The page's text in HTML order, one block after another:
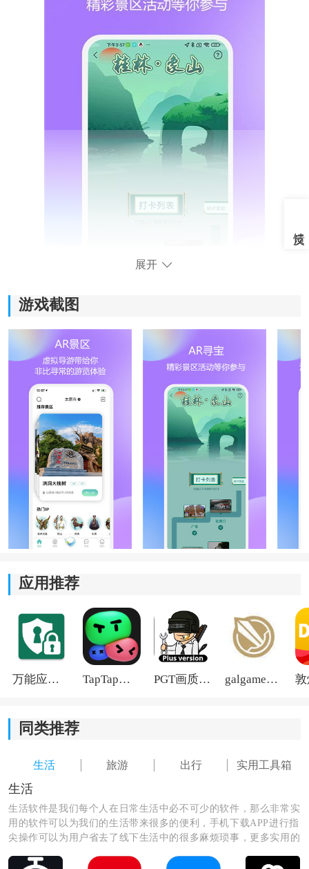
云游天下AR宝箱攻略
1、游戏获得：点击
中游戏按钮（下方图示按钮）即
可进入打怪界面，点击“ 对战怪兽’，开启您的AR游戏之
旅，打倒怪兽即可获得丰厚奖品。
展开
游戏截图
应用推荐
万能应用隐藏 TapTap国际版2026 PGT画质助手旧版 galgame游戏盒子2026
同类推荐
生活 旅游 出行 实用工具箱
生活
生活软件是我们每个人在日常生活中必不可少的软件，那么非常实
用的软件可以为我们的生活带来很多的便利，手机下载APP进行指
尖操作可以为用户省去了线下生活中的很多麻烦琐事，更多实用的